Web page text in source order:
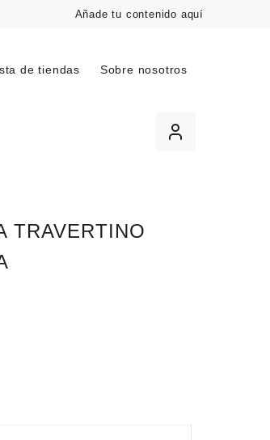
Añade tu contenido aquí
de tiendas Sobre nosotros
TRAVERTINO